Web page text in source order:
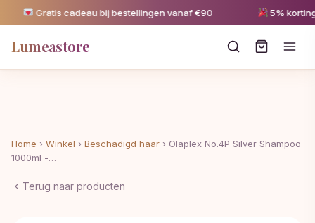
Gratis cadeau bij bestellingen vanaf €90 5% korting
Lumeastore
Home › Winkel › Beschadigd haar › Olaplex No.4P Silver Shampoo
1000ml -…
Terug naar producten